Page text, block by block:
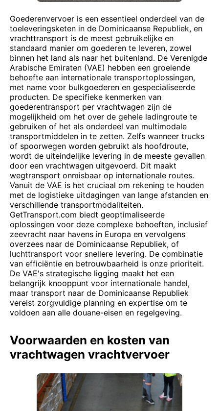
Goederenvervoer is een essentieel onderdeel van de
toeleveringsketen in de Dominicaanse Republiek, en
vrachttransport is de meest gebruikelijke en
standaard manier om goederen te leveren, zowel
binnen het land als naar het buitenland. De Verenigde
Arabische Emiraten (VAE) hebben een groeiende
behoefte aan internationale transportoplossingen,
met name voor bulkgoederen en gespecialiseerde
producten. De specifieke kenmerken van
goederentransport per vrachtwagen zijn de
mogelijkheid om het over de gehele ladingroute te
gebruiken of het als onderdeel van multimodale
transportmiddelen in te zetten. Zelfs wanneer trucks
of spoorwegen worden gebruikt als hoofdroute,
wordt de uiteindelijke levering in de meeste gevallen
door een vrachtwagen uitgevoerd. Dit maakt
wegtransport onmisbaar op internationale routes.
Vanuit de VAE is het cruciaal om rekening te houden
met de logistieke uitdagingen van lange afstanden en
verschillende transportmodaliteiten.
GetTransport.com biedt geoptimaliseerde
oplossingen voor deze complexe behoeften, inclusief
zeevracht naar havens in Europa en vervolgens
overzees naar de Dominicaanse Republiek, of
luchttransport voor snellere levering. De combinatie
van efficiëntie en betrouwbaarheid is onze prioriteit.
De VAE's strategische ligging maakt het een
belangrijk knooppunt voor internationale handel,
maar transport naar de Dominicaanse Republiek
vereist zorgvuldige planning en expertise om te
voldoen aan alle douane-eisen en regelgeving.
Voorwaarden en kosten van
vrachtwagen vrachtvervoer